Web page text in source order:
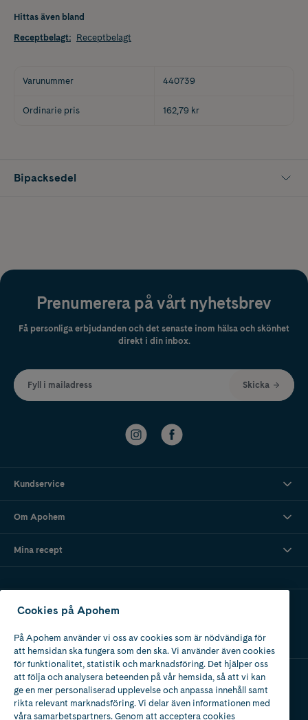
Hittas även bland
Receptbelagt: Receptbelagt
Varunummer 440739
Ordinarie pris 162,79 kr
Bipacksedel
Prenumerera på vårt nyhetsbrev
Få personliga erbjudanden och det senaste inom hälsa och skönhet
direkt i din inbox.
Fyll i mailadress Skicka
Kundservice
Om Apohem
Mina recept
Ladda ner vår app
Apotek med tillstånd
av Läkemedelsverket
Cookies på Apohem
På Apohem använder vi oss av cookies som är nödvändiga för
att hemsidan ska fungera som den ska. Vi använder även cookies
för funktionalitet, statistik och marknadsföring. Det hjälper oss
att följa och analysera beteenden på vår hemsida, så att vi kan
ge en mer personaliserad upplevelse och anpassa innehåll samt
rikta relevant marknadsföring. Vi delar även informationen med
våra samarbetspartners. Genom att acceptera cookies